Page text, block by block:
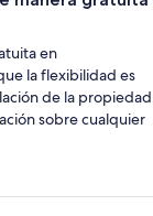
en
la flexibilidad es
de la propiedad
sobre cualquier